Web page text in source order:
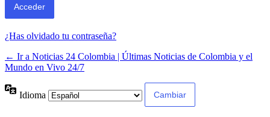
¿Has olvidado tu contraseña?
← Ir a Noticias 24 Colombia | Últimas Noticias de Colombia y el
Mundo en Vivo 24/7
Idioma